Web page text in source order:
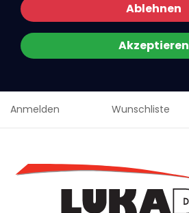
Ablehnen
Akzeptieren
Anmelden Wunschliste